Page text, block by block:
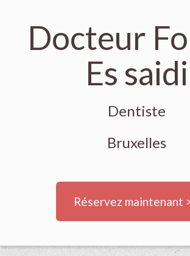
Docteur
Es saidi
Dentiste
Bruxelles
Réservez maintenant